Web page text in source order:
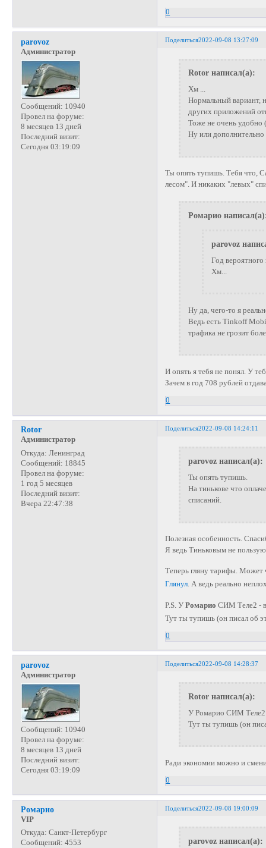
0
Поделиться2022-09-08 13:27:09
parovoz
Администратор
Сообщений: 10940
Провел на форуме:
8 месяцев 13 дней
Последний визит:
Сегодня 03:19:09
Rotor написал(а):
Хм ...
Нормальный вариант,
других приложений
Тоже не очень
Ну или дополнительно
Ты опять тупишь. Тебя что,
лесом". И никаких "левых"
Ромарио
parovoz
Год
Хм...
Ну да, чего-то я
Ведь есть Tinkoff
трафика не грозит
И опять я тебя не понял. У
Зачем в год 708 рублей
0
Поделиться2022-09-08 14:24:11
Rotor
Администратор
Откуда: Ленинград
Сообщений: 18845
Провел на форуме:
1 год 5 месяцев
Последний визит:
Вчера 22:47:38
parovoz написал(а):
Ты опять тупишь.
На тинькове что
списаний.
Полезная особенность.
Я ведь Тиньковым не
Теперь гляну тарифы. Может
Глянул. А ведь реально
P.S. УРомарио СИМ Теле2 -
Тут ты тупишь (он писал об
0
Поделиться2022-09-08 14:28:37
parovoz
Администратор
Сообщений: 10940
Провел на форуме:
8 месяцев 13 дней
Последний визит:
Сегодня 03:19:09
Rotor написал(а):
У Ромарио СИМ Теле2
Тут ты тупишь (он
Ради экономии можно и
0
Поделиться2022-09-08 19:00:09
Ромарио
VIP
Откуда: Санкт-Петербург
Сообщений: 4553
parovoz написал(а):